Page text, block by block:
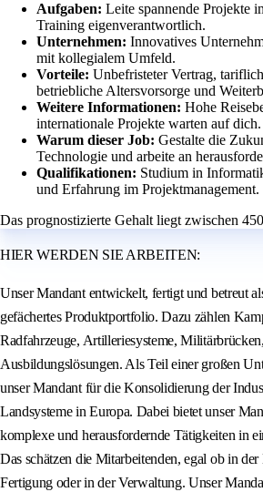
Aufgaben: Leite spannende Projekte
Training eigenverantwortlich.
Unternehmen: Innovatives
mit kollegialem Umfeld.
Vorteile: Unbefristeter Vertrag,
betriebliche Altersvorsorge und
Weitere Informationen: Hohe
internationale Projekte warten auf dich.
Warum dieser Job: Gestalte die
Technologie und arbeite an
Qualifikationen: Studium in
und Erfahrung im Projektmanagement.
Das prognostizierte Gehalt liegt zwischen
HIER WERDEN SIE ARBEITEN:
Unser Mandant entwickelt, fertigt und betreut
gefächertes Produktportfolio. Dazu zählen
Radfahrzeuge, Artilleriesysteme,
Ausbildungslösungen. Als Teil einer großen
unser Mandant für die Konsolidierung der
Landsysteme in Europa. Dabei bietet unser
komplexe und herausfordernde Tätigkeiten in
Das schätzen die Mitarbeitenden, egal ob in
Fertigung oder in der Verwaltung. Unser